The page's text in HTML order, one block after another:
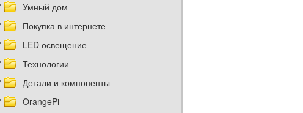
Умный дом
Покупка в интернете
LED освещение
Технологии
Детали и компоненты
OrangePi